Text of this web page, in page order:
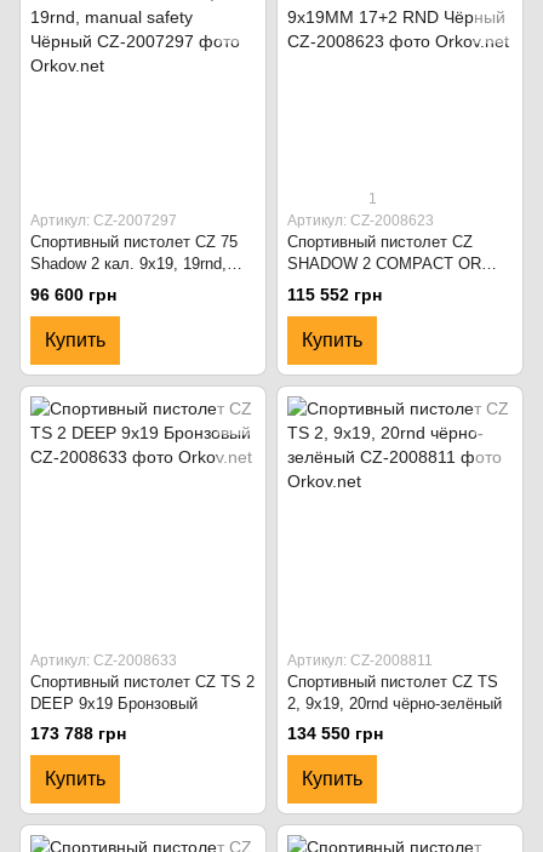
Артикул: CZ-2007297
Спортивный пистолет CZ 75
Shadow 2 кал. 9x19, 19rnd,
manual safety Чёрный
96 600 грн
Купить
1
Артикул: CZ-2008623
Спортивный пистолет CZ
SHADOW 2 COMPACT OR
9x19MM 17+2 RND Чёрный
115 552 грн
Купить
Артикул: CZ-2008633
Спортивный пистолет CZ TS 2
DEEP 9x19 Бронзовый
173 788 грн
Купить
Артикул: CZ-2008811
Спортивный пистолет CZ TS
2, 9x19, 20rnd чёрно-зелёный
134 550 грн
Купить